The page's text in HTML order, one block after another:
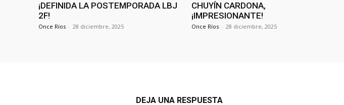
¡DEFINIDA LA POSTEMPORADA LBJ
2F!
Once Ríos - 28 diciembre, 2025
CHUYÍN CARDONA,
¡IMPRESIONANTE!
Once Ríos - 28 diciembre, 2025
DEJA UNA RESPUESTA